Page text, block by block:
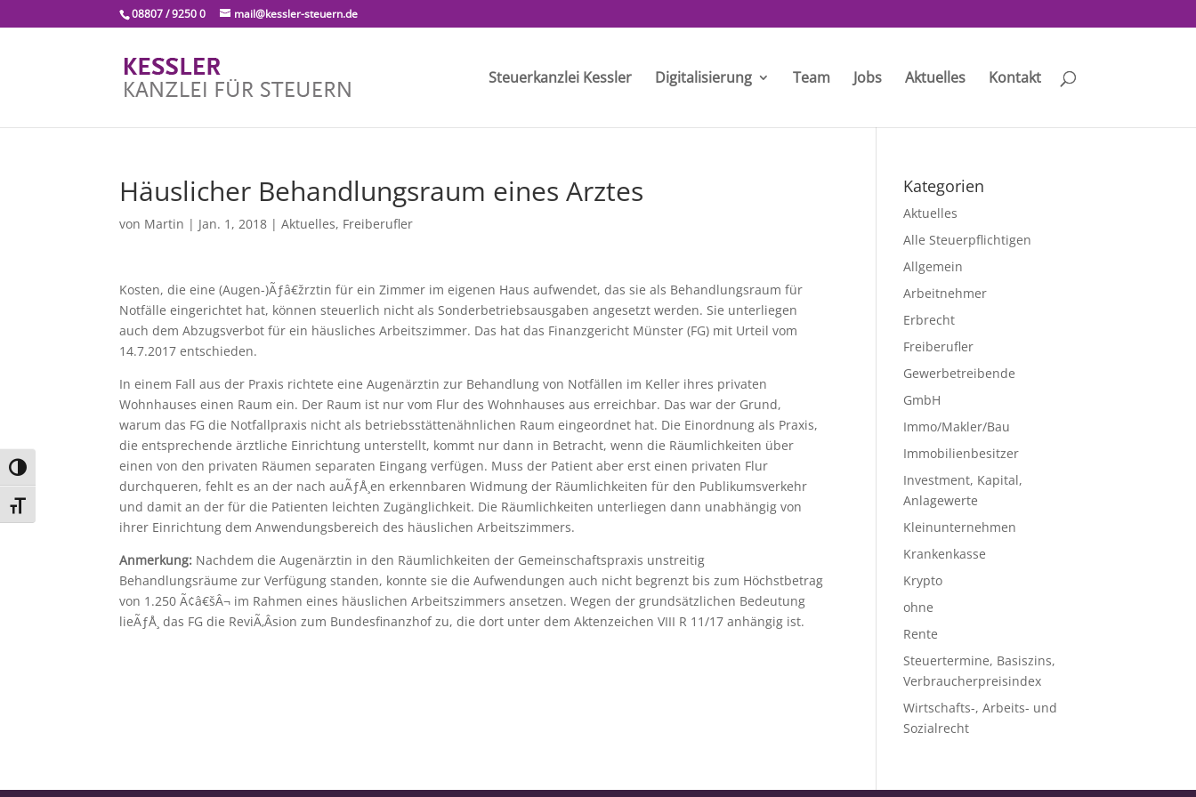
Umschalten auf hohe Kontraste
Schrift vergrößern
08807 / 9250 0 mail@kessler-steuern.de
Steuerkanzlei Kessler Digitalisierung Team Jobs Aktuelles Kontakt
Häuslicher Behandlungsraum eines Arztes
von Martin | Jan. 1, 2018 |Aktuelles, Freiberufler
Kosten, die eine (Augen-)Ãƒâ€žrztin für ein Zimmer im eigenen Haus aufwendet, das sie als Behandlungsraum für
Notfälle eingerichtet hat, können steuerlich nicht als Sonderbetriebsausgaben angesetzt werden. Sie unterliegen
auch dem Abzugsverbot für ein häusliches Arbeitszimmer. Das hat das Finanzgericht Münster (FG) mit Urteil vom
14.7.2017 entschieden.
In einem Fall aus der Praxis richtete eine Augenärztin zur Behandlung von Notfällen im Keller ihres privaten
Wohnhauses einen Raum ein. Der Raum ist nur vom Flur des Wohnhauses aus erreichbar. Das war der Grund,
warum das FG die Notfallpraxis nicht als betriebsstättenähnlichen Raum eingeordnet hat. Die Einordnung als Praxis,
die entsprechende ärztliche Einrichtung unterstellt, kommt nur dann in Betracht, wenn die Räumlichkeiten über
einen von den privaten Räumen separaten Eingang verfügen. Muss der Patient aber erst einen privaten Flur
durchqueren, fehlt es an der nach auÃƒÅ¸en erkennbaren Widmung der Räumlichkeiten für den Publikumsverkehr
und damit an der für die Patienten leichten Zugänglichkeit. Die Räumlichkeiten unterliegen dann unabhängig von
ihrer Einrichtung dem Anwendungsbereich des häuslichen Arbeitszimmers.
Anmerkung: Nachdem die Augenärztin in den Räumlichkeiten der Gemeinschaftspraxis unstreitig
Behandlungsräume zur Verfügung standen, konnte sie die Aufwendungen auch nicht begrenzt bis zum Höchstbetrag
von 1.250 Ã¢â€šÂ¬ im Rahmen eines häuslichen Arbeitszimmers ansetzen. Wegen der grundsätzlichen Bedeutung
lieÃƒÅ¸ das FG die ReviÃ‚Â­sion zum Bundesfinanzhof zu, die dort unter dem Aktenzeichen VIII R 11/17 anhängig ist.
Kategorien
Aktuelles
Alle Steuerpflichtigen
Allgemein
Arbeitnehmer
Erbrecht
Freiberufler
Gewerbetreibende
GmbH
Immo/Makler/Bau
Immobilienbesitzer
Investment, Kapital,
Anlagewerte
Kleinunternehmen
Krankenkasse
Krypto
ohne
Rente
Steuertermine, Basiszins,
Verbraucherpreisindex
Wirtschafts-, Arbeits- und
Sozialrecht